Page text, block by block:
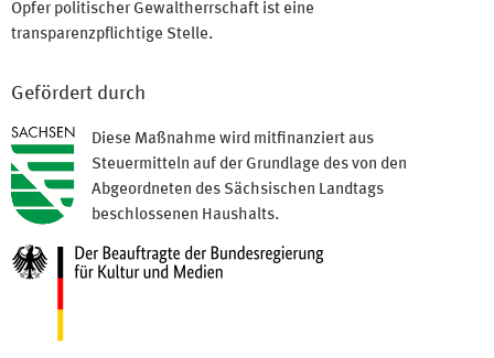
Opfer politischer Gewaltherrschaft ist eine
transparenzpflichtige Stelle.
Gefördert durch
Diese Maßnahme wird mitfinanziert aus
Steuermitteln auf der Grundlage des von den
Abgeordneten des Sächsischen Landtags
beschlossenen Haushalts.